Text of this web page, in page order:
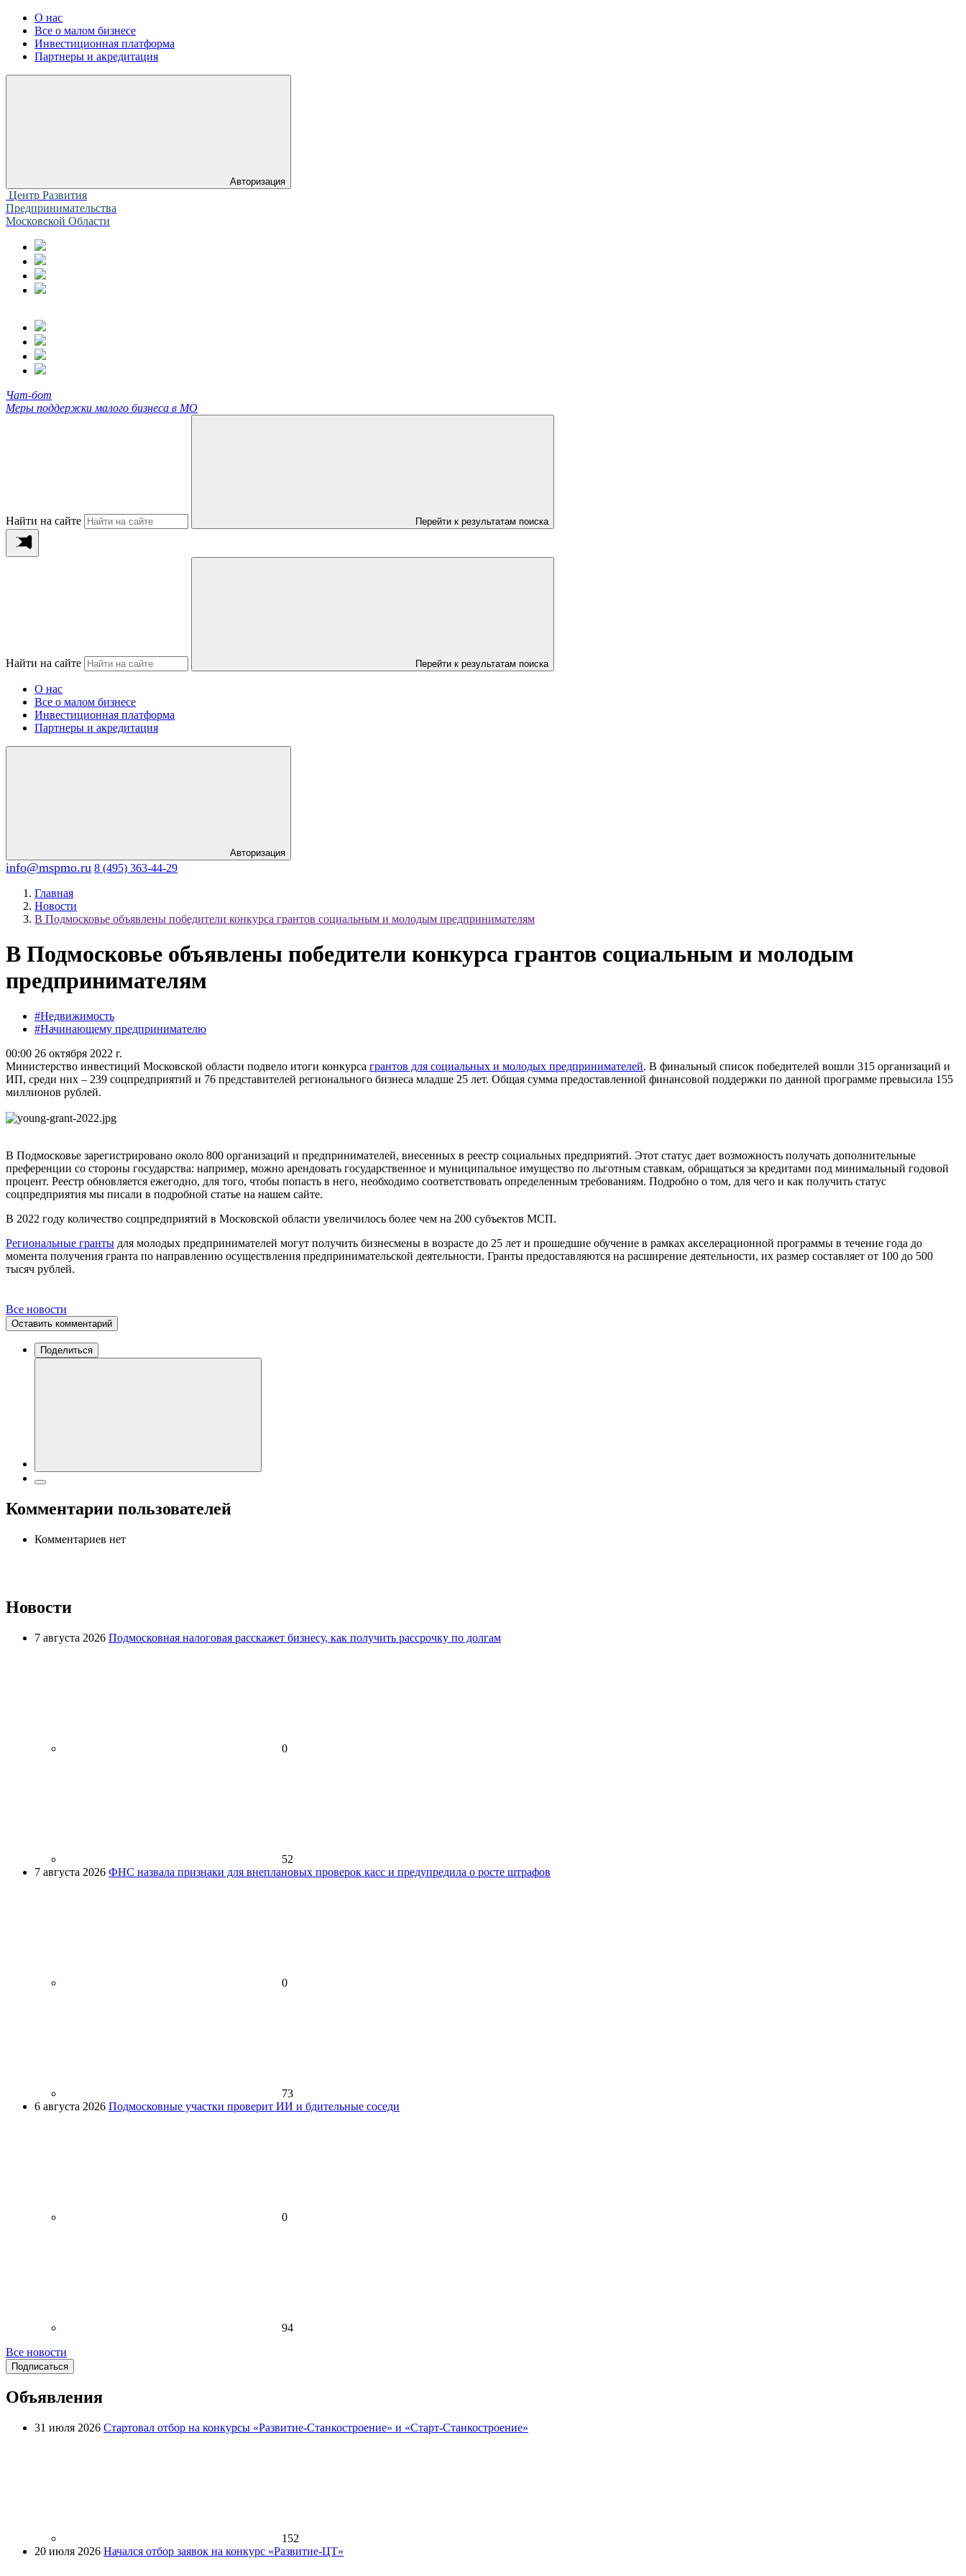
О нас
Все о малом бизнесе
Инвестиционная платформа
Партнеры и акредитация
Авторизация
Центр Развития
Предпринимательства
Московской Области
Чат-бот
Меры поддержки малого бизнеса в МО
Найти на сайте Перейти к результатам поиска
Найти на сайте Перейти к результатам поиска
О нас
Все о малом бизнесе
Инвестиционная платформа
Партнеры и акредитация
Авторизация
info@mspmo.ru 8 (495) 363-44-29
Главная
Новости
В Подмосковье объявлены победители конкурса грантов социальным и молодым предпринимателям
В Подмосковье объявлены победители конкурса грантов социальным и молодым
предпринимателям
#Недвижимость
#Начинающему предпринимателю
00:00 26 октября 2022 г.
Министерство инвестиций Московской области подвело итоги конкурса грантов для социальных и молодых предпринимателей. В финальный список победителей вошли 315 организаций и
ИП, среди них – 239 соцпредприятий и 76 представителей регионального бизнеса младше 25 лет. Общая сумма предоставленной финансовой поддержки по данной программе превысила 155
миллионов рублей.
В Подмосковье зарегистрировано около 800 организаций и предпринимателей, внесенных в реестр социальных предприятий. Этот статус дает возможность получать дополнительные
преференции со стороны государства: например, можно арендовать государственное и муниципальное имущество по льготным ставкам, обращаться за кредитами под минимальный годовой
процент. Реестр обновляется ежегодно, для того, чтобы попасть в него, необходимо соответствовать определенным требованиям. Подробно о том, для чего и как получить статус
соцпредприятия мы писали в подробной статье на нашем сайте.
В 2022 году количество соцпредприятий в Московской области увеличилось более чем на 200 субъектов МСП.
Региональные гранты для молодых предпринимателей могут получить бизнесмены в возрасте до 25 лет и прошедшие обучение в рамках акселерационной программы в течение года до
момента получения гранта по направлению осуществления предпринимательской деятельности. Гранты предоставляются на расширение деятельности, их размер составляет от 100 до 500
тысяч рублей.
Все новости
Оставить комментарий
Поделиться
Комментарии пользователей
Комментариев нет
Новости
7 августа 2026 Подмосковная налоговая расскажет бизнесу, как получить рассрочку по долгам
0
52
7 августа 2026 ФНС назвала признаки для внеплановых проверок касс и предупредила о росте штрафов
0
73
6 августа 2026 Подмосковные участки проверит ИИ и бдительные соседи
0
94
Все новости
Подписаться
Объявления
31 июля 2026 Стартовал отбор на конкурсы «Развитие-Станкостроение» и «Старт-Станкостроение»
152
20 июля 2026 Начался отбор заявок на конкурс «Развитие-ЦТ»